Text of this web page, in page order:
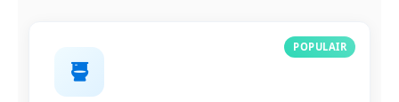
POPULAIR